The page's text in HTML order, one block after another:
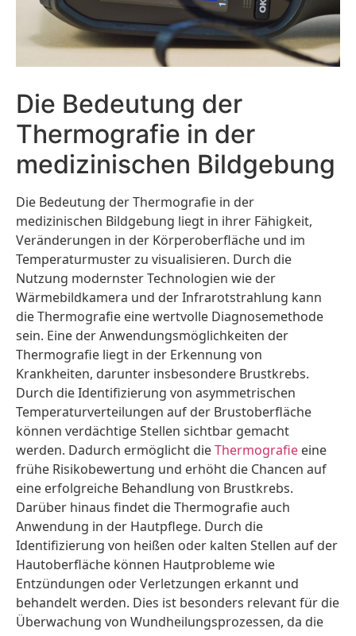
Die Bedeutung der
Thermografie in der
medizinischen Bildgebung
Die Bedeutung der Thermografie in der
medizinischen Bildgebung liegt in ihrer Fähigkeit,
Veränderungen in der Körperoberfläche und im
Temperaturmuster zu visualisieren. Durch die
Nutzung modernster Technologien wie der
Wärmebildkamera und der Infrarotstrahlung kann
die Thermografie eine wertvolle Diagnosemethode
sein. Eine der Anwendungsmöglichkeiten der
Thermografie liegt in der Erkennung von
Krankheiten, darunter insbesondere Brustkrebs.
Durch die Identifizierung von asymmetrischen
Temperaturverteilungen auf der Brustoberfläche
können verdächtige Stellen sichtbar gemacht
werden. Dadurch ermöglicht dieThermografie eine
frühe Risikobewertung und erhöht die Chancen auf
eine erfolgreiche Behandlung von Brustkrebs.
Darüber hinaus findet die Thermografie auch
Anwendung in der Hautpflege. Durch die
Identifizierung von heißen oder kalten Stellen auf der
Hautoberfläche können Hautprobleme wie
Entzündungen oder Verletzungen erkannt und
behandelt werden. Dies ist besonders relevant für die
Überwachung von Wundheilungsprozessen, da die